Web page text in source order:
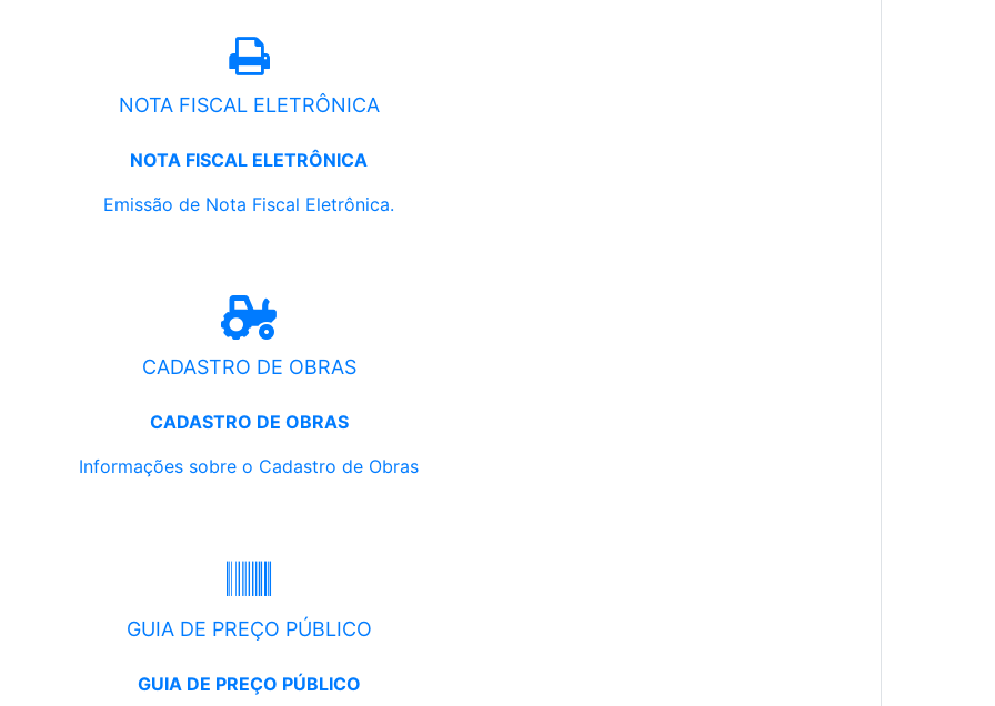
NOTA FISCAL ELETRÔNICA
NOTA FISCAL ELETRÔNICA
Emissão de Nota Fiscal Eletrônica.
CADASTRO DE OBRAS
CADASTRO DE OBRAS
Informações sobre o Cadastro de Obras
GUIA DE PREÇO PÚBLICO
GUIA DE PREÇO PÚBLICO